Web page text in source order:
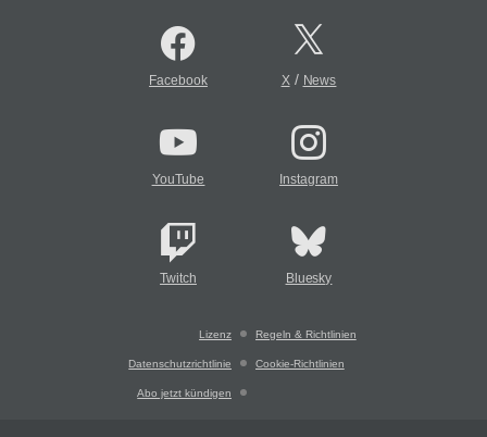
Facebook X/ News
YouTube Instagram
Twitch Bluesky
Lizenz Regeln & Richtlinien
Datenschutzrichtlinie Cookie-Richtlinien
Abo jetzt kündigen